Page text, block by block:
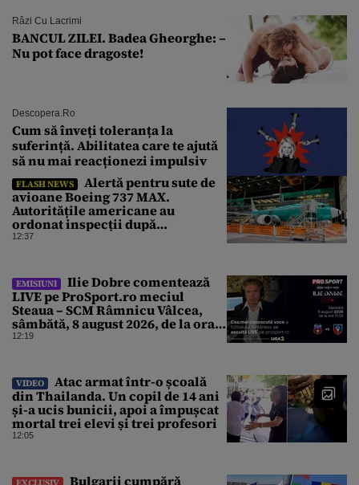
Râzi Cu Lacrimi
BANCUL ZILEI. Badea Gheorghe: –
Nu pot face dragoste!
Descopera.ro
Cum să înveți toleranța la
suferință. Abilitatea care te ajută
să nu mai reacționezi impulsiv
FLASH NEWS
Alertă pentru sute de
avioane Boeing 737 MAX.
Autoritățile americane au
ordonat inspecții după
descoperirea unor fisuri în
12:37
EMISIUNI
Ilie Dobre comentează
LIVE pe ProSport.ro meciul
Steaua – SCM Râmnicu Vâlcea,
sâmbătă, 8 august 2026, de la ora
11:00
12:19
VIDEO
Atac armat într-o școală
din Thailanda. Un copil de 14 ani
și-a ucis bunicii, apoi a împușcat
mortal trei elevi și trei profesori
12:05
EXCLUSIV
Bulgarii cumpără